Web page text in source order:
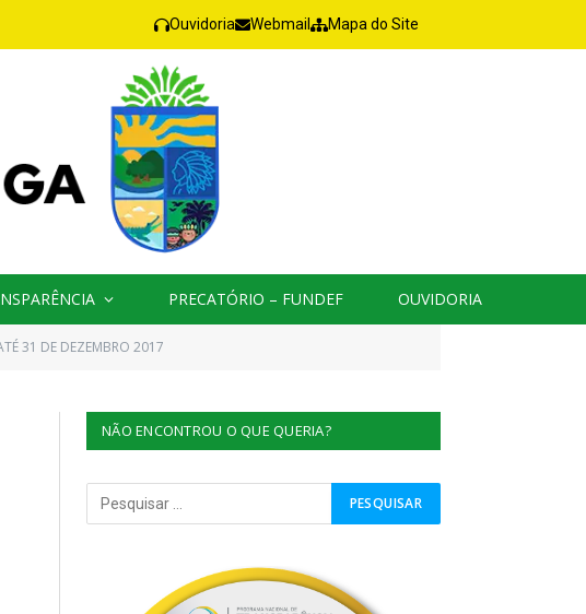
Ouvidoria Webmail Mapa do Site
PRECATÓRIO – FUNDEF OUVIDORIA
31 DE DEZEMBRO 2017
NÃO ENCONTROU O QUE QUERIA?